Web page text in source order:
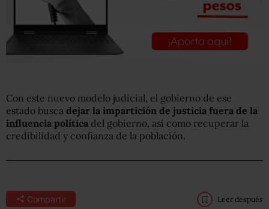
Con este nuevo modelo judicial, el gobierno de ese
estado busca dejar la impartición de justicia fuera de la
influencia política del gobierno, así como recuperar la
credibilidad y confianza de la población.
Compartir Leer después